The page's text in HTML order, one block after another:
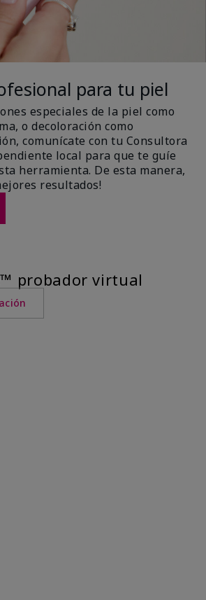
para tu piel
especiales de la piel como
o decoloración como
comunícate con tu Consultora
local para que te guíe
herramienta. De esta manera,
resultados!
probador virtual